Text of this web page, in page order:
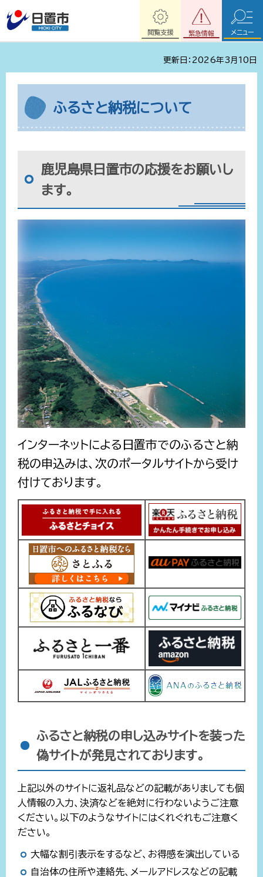
緊急情報
閲覧支援 メニュー
更新日：2026年3月10日
ふるさと納税について
鹿児島県日置市の応援をお願いし
ます。
インターネットによる日置市でのふるさと納
税の申込みは、次のポータルサイトから受け
付けております。
ふるさと納税の申し込みサイトを装った
偽サイトが発見されております。
上記以外のサイトに返礼品などの記載がありましても個
人情報の入力、決済などを絶対に行わないようご注意
ください。以下のようなサイトにはくれぐれもご注意く
ださい。
大幅な割引表示をするなど、お得感を演出している
自治体の住所や連絡先、メールアドレスなどの記載